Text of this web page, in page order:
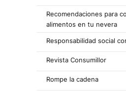
Recomendaciones para
alimentos en tu nevera
Responsabilidad social
Revista Consumillor
Rompe la cadena